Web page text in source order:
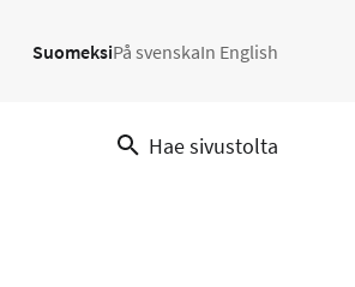
SuomeksiPå svenskaIn English
Hae sivustolta